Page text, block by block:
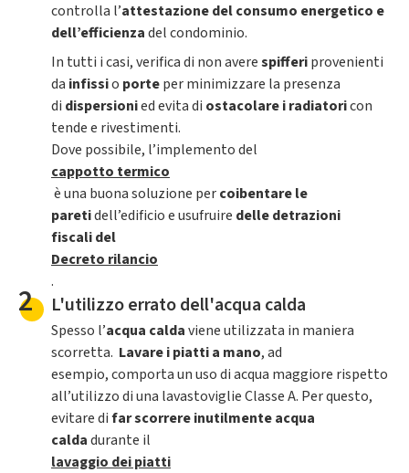
controlla l’attestazione del consumo energetico e
dell’efficienzadel condominio.
In tutti i casi, verifica di non averespifferiprovenienti
da infissio porteper minimizzare la presenza
di dispersionied evita di ostacolare i radiatoricon
tende e rivestimenti.
Dove possibile, l’implemento del
cappotto termico
è una buona soluzione percoibentare le
paretidell’edificio e usufruire delle detrazioni
fiscali del
Decreto rilancio
.
2 L'utilizzo errato dell'acqua calda
Spesso l’acqua caldaviene utilizzata in maniera
scorretta. Lavare i piatti a mano, ad
esempio, comporta un uso di acqua maggiore rispetto
all’utilizzo di una lavastoviglie Classe A. Per questo,
evitare difar scorrere inutilmente acqua
caldadurante il
lavaggio dei piatti